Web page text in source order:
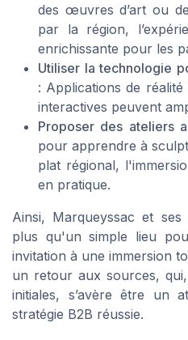
des œuvres d’art ou
par la région,
enrichissante pour les
Utiliser la technologie
: Applications de
interactives peuvent
Proposer des ateliers
pour apprendre à
plat régional,
en pratique.
Ainsi, Marqueyssac et
plus qu'un simple lieu
invitation à une immersion
un retour aux sources,
initiales, s’avère être un
stratégie B2B réussie.